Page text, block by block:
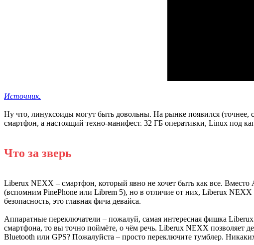
Источник.
Ну что, линуксоиды могут быть довольны. На рынке появился (точнее,
смартфон, а настоящий техно-манифест. 32 ГБ оперативки, Linux под
Что за зверь
Liberux NEXX – смартфон, который явно не хочет быть как все.
(вспомним PinePhone или Librem 5), но в отличие от них, Liberux
безопасность, это главная фича девайса.
Аппаратные переключатели – пожалуй, самая интересная фишка
смартфона, то вы точно поймёте, о чём речь. Liberux NEXX позволяет
Bluetooth или GPS? Пожалуйста – просто переключите тумблер.